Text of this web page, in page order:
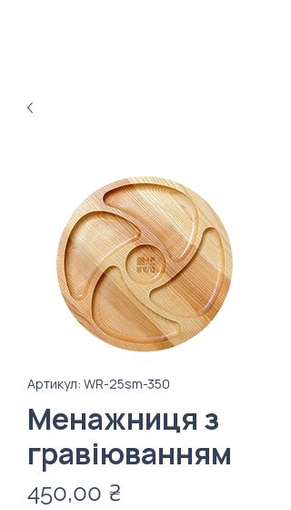
Артикул: WR-25sm-350
Менажниця з
гравіюванням
450,00 ₴